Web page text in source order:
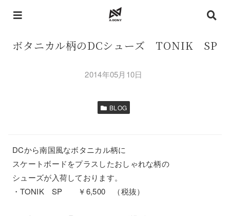
ボタニカル柄のDCシューズ TONIK SP
2014年05月10日
BLOG
DCから南国風なボタニカル柄に
スケートボードをプラスしたおしゃれな柄の
シューズが入荷しております。
・TONIK SP ￥6,500 （税抜）